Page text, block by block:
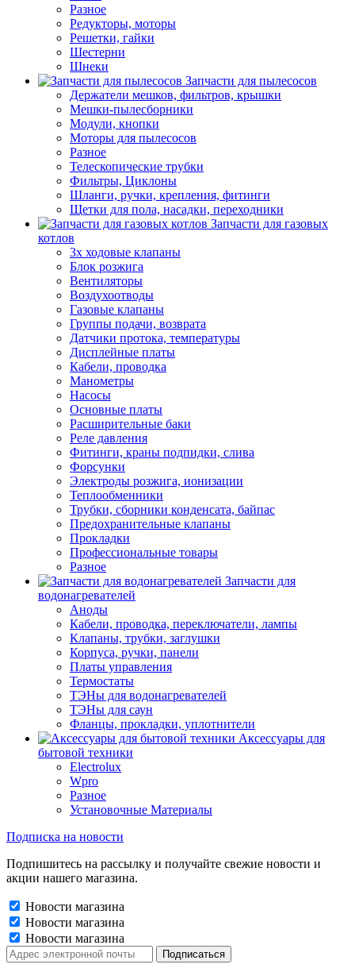
Разное
Редукторы, моторы
Решетки, гайки
Шестерни
Шнеки
Запчасти для пылесосов
Держатели мешков, фильтров, крышки
Мешки-пылесборники
Модули, кнопки
Моторы для пылесосов
Разное
Телескопические трубки
Фильтры, Циклоны
Шланги, ручки, крепления, фитинги
Щетки для пола, насадки, переходники
Запчасти для газовых
котлов
3х ходовые клапаны
Блок розжига
Вентиляторы
Воздухоотводы
Газовые клапаны
Группы подачи, возврата
Датчики протока, температуры
Дисплейные платы
Кабели, проводка
Манометры
Насосы
Основные платы
Расширительные баки
Реле давления
Фитинги, краны подпидки, слива
Форсунки
Электроды розжига, ионизации
Теплообменники
Трубки, сборники конденсата, байпас
Предохранительные клапаны
Прокладки
Профессиональные товары
Разное
Запчасти для
водонагревателей
Аноды
Кабели, проводка, переключатели, лампы
Клапаны, трубки, заглушки
Корпуса, ручки, панели
Платы управления
Термостаты
ТЭНы для водонагревателей
ТЭНы для саун
Фланцы, прокладки, уплотнители
Аксессуары для
бытовой техники
Electrolux
Wpro
Разное
Установочные Материалы
Подписка на новости
Подпишитесь на рассылку и получайте свежие новости и
акции нашего магазина.
Новости магазина
Новости магазина
Новости магазина